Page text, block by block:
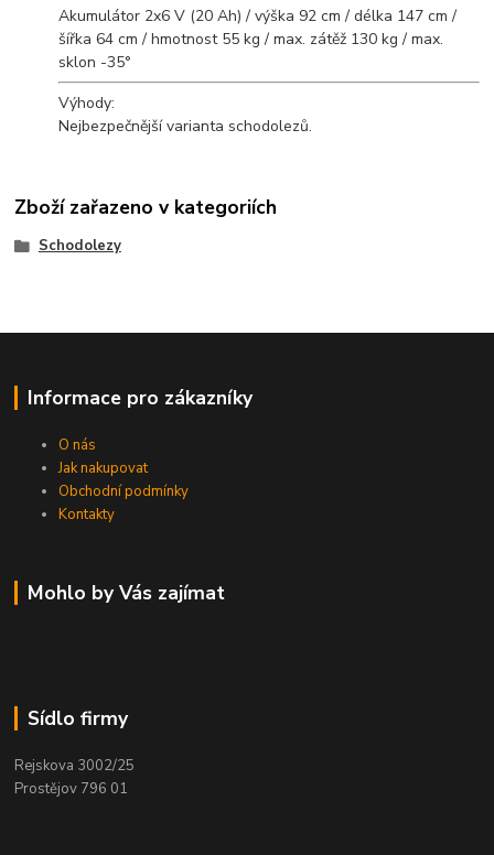
Akumulátor 2x6 V (20 Ah) / výška 92 cm / délka 147 cm /
šířka 64 cm / hmotnost 55 kg / max. zátěž 130 kg / max.
sklon -35°
Výhody:
Nejbezpečnější varianta schodolezů.
Zboží zařazeno v kategoriích
Schodolezy
Informace pro zákazníky
O nás
Jak nakupovat
Obchodní podmínky
Kontakty
Mohlo by Vás zajímat
Sídlo firmy
Rejskova 3002/25
Prostějov 796 01